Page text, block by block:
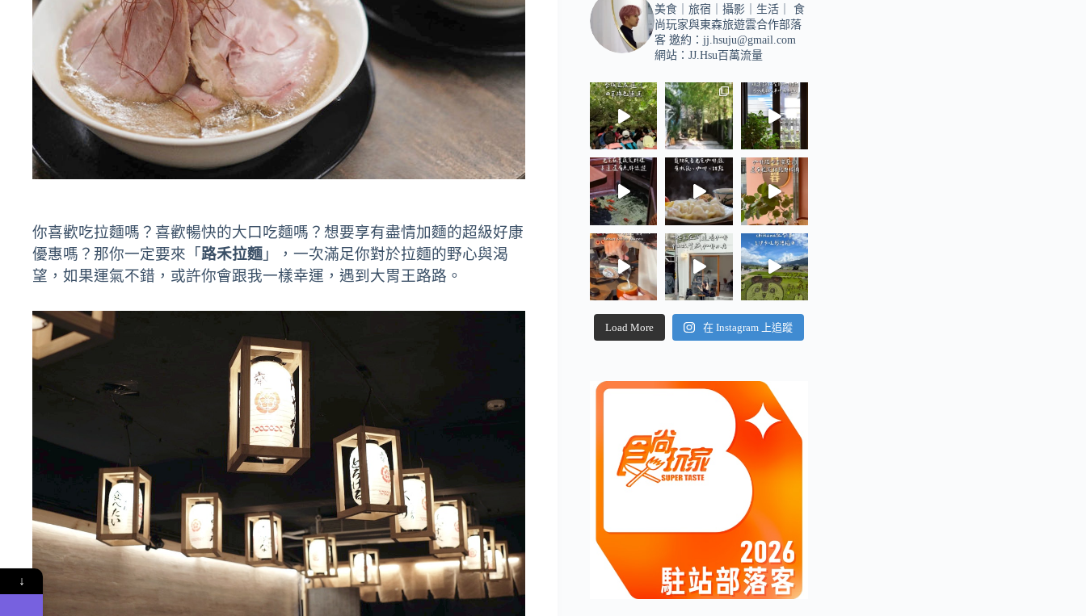
你喜歡吃拉麵嗎？喜歡暢快的大口吃麵嗎？想要享有盡情加麵的超級好康
優惠嗎？那你一定要來「 路禾拉麵 」，一次滿足你對於拉麵的野心與渴
望，如果運氣不錯，或許你會跟我一樣幸運，遇到大胃王路路。
美食｜旅宿｜攝影｜生活｜
食
尚玩家與東森旅遊雲合作部落
客 邀約： jj.hsuju@gmail.com
網站：JJ.Hsu百萬流量
Load More 在 Instagram 上追蹤
↓